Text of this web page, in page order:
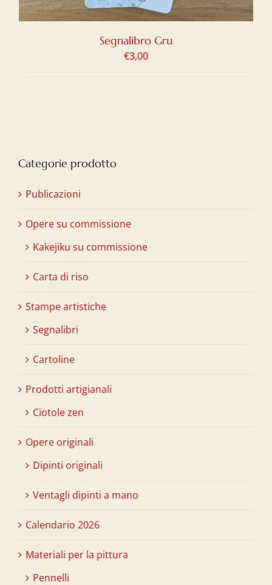
Segnalibro Gru
€3,00
Categorie prodotto
Publicazioni
Opere su commissione
Kakejiku su commissione
Carta di riso
Stampe artistiche
Segnalibri
Cartoline
Prodotti artigianali
Ciotole zen
Opere originali
Dipinti originali
Ventagli dipinti a mano
Calendario 2026
Materiali per la pittura
Pennelli